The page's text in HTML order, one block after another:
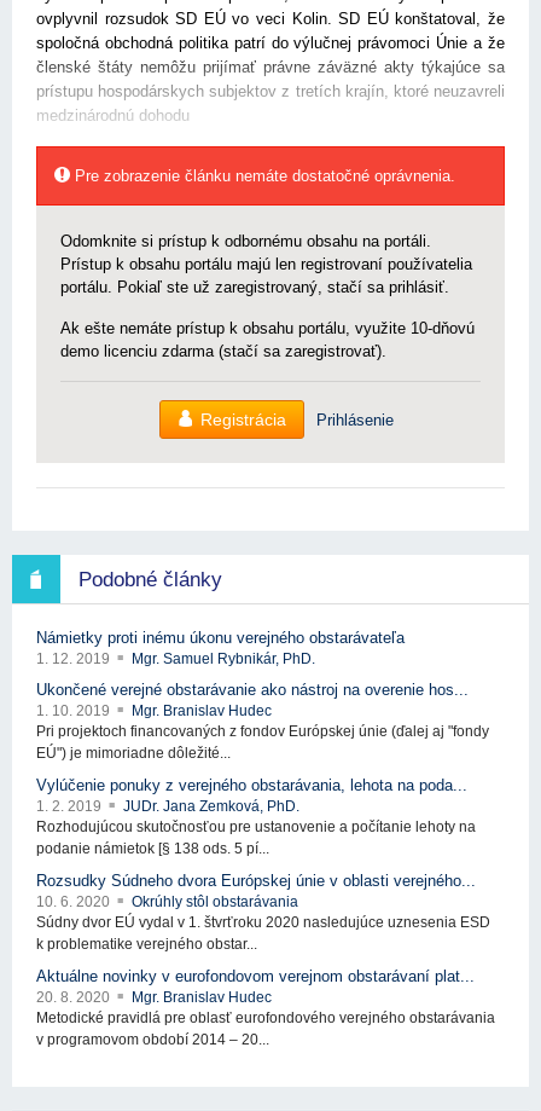
ovplyvnil rozsudok SD EÚ vo veci Kolin. SD EÚ konštatoval, že
spoločná obchodná politika patrí do výlučnej právomoci Únie a že
členské štáty nemôžu prijímať právne záväzné akty týkajúce sa
prístupu hospodárskych subjektov z tretích krajín, ktoré neuzavreli
medzinárodnú dohodu
Pre zobrazenie článku nemáte dostatočné oprávnenia.
Odomknite si prístup k odbornému obsahu na portáli.
Prístup k obsahu portálu majú len registrovaní používatelia
portálu. Pokiaľ ste už zaregistrovaný, stačí sa prihlásiť.
Ak ešte nemáte prístup k obsahu portálu, využite 10-dňovú
demo licenciu zdarma (stačí sa zaregistrovať).
Registrácia Prihlásenie
Podobné články
Námietky proti inému úkonu verejného obstarávateľa
1. 12. 2019 Mgr. Samuel Rybnikár, PhD.
Ukončené verejné obstarávanie ako nástroj na overenie hos...
1. 10. 2019
Mgr. Branislav Hudec
Pri projektoch financovaných z fondov Európskej únie (ďalej aj "fondy
EÚ") je mimoriadne dôležité...
Vylúčenie ponuky z verejného obstarávania, lehota na poda...
1. 2. 2019
JUDr. Jana Zemková, PhD.
Rozhodujúcou skutočnosťou pre ustanovenie a počítanie lehoty na
podanie námietok [§ 138 ods. 5 pí...
Rozsudky Súdneho dvora Európskej únie v oblasti verejného...
10. 6. 2020
Okrúhly stôl obstarávania
Súdny dvor EÚ vydal v 1. štvrťroku 2020 nasledujúce uznesenia ESD
k problematike verejného obstar...
Aktuálne novinky v eurofondovom verejnom obstarávaní plat...
20. 8. 2020
Mgr. Branislav Hudec
Metodické pravidlá pre oblasť eurofondového verejného obstarávania
v programovom období 2014 – 20...